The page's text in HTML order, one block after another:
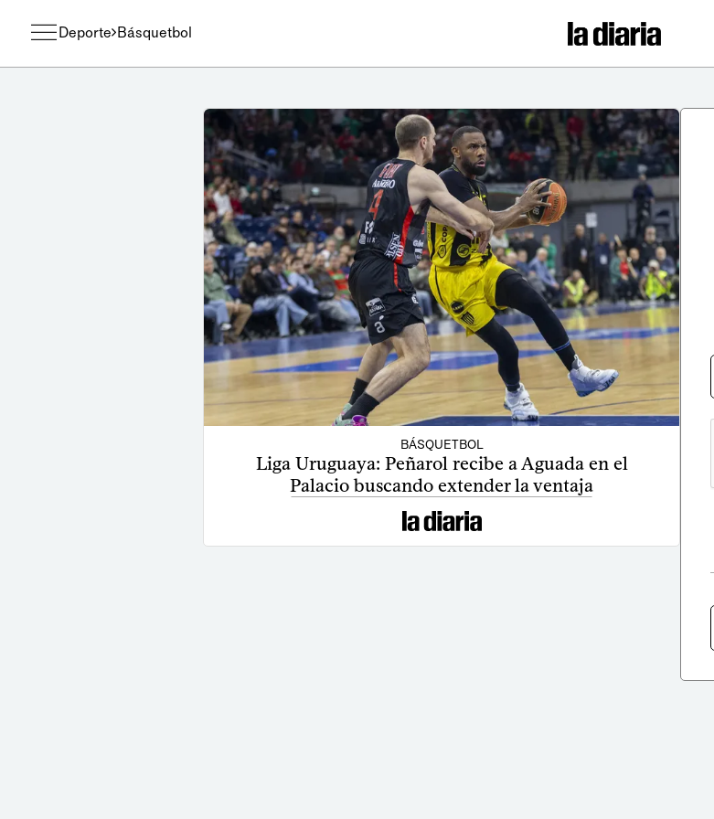
Deporte Básquetbol
BÁSQUETBOL
Liga Uruguaya: Peñarol recibe a Aguada en el
Palacio buscando extender la ventaja